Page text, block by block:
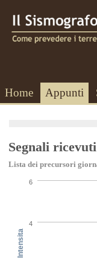
Home Appunti
Segnali
Lista dei precursori
Intensita
4
6